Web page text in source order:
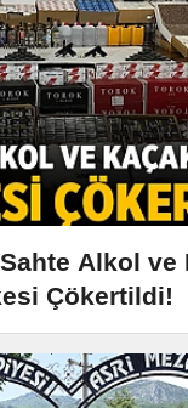
Alkol ve
Çökertildi!